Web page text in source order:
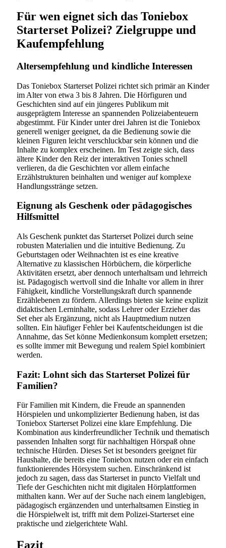
Für wen eignet sich das Toniebox
Starterset Polizei? Zielgruppe und
Kaufempfehlung
Altersempfehlung und kindliche Interessen
Das Toniebox Starterset Polizei richtet sich primär an Kinder
im Alter von etwa 3 bis 8 Jahren. Die Hörfiguren und
Geschichten sind auf ein jüngeres Publikum mit
ausgeprägtem Interesse an spannenden Polizeiabenteuern
abgestimmt. Für Kinder unter drei Jahren ist die Toniebox
generell weniger geeignet, da die Bedienung sowie die
kleinen Figuren leicht verschluckbar sein können und die
Inhalte zu komplex erscheinen. Im Test zeigte sich, dass
ältere Kinder den Reiz der interaktiven Tonies schnell
verlieren, da die Geschichten vor allem einfache
Erzählstrukturen beinhalten und weniger auf komplexe
Handlungsstränge setzen.
Eignung als Geschenk oder pädagogisches
Hilfsmittel
Als Geschenk punktet das Starterset Polizei durch seine
robusten Materialien und die intuitive Bedienung. Zu
Geburtstagen oder Weihnachten ist es eine kreative
Alternative zu klassischen Hörbüchern, die körperliche
Aktivitäten ersetzt, aber dennoch unterhaltsam und lehrreich
ist. Pädagogisch wertvoll sind die Inhalte vor allem in ihrer
Fähigkeit, kindliche Vorstellungskraft durch spannende
Erzählebenen zu fördern. Allerdings bieten sie keine explizit
didaktischen Lerninhalte, sodass Lehrer oder Erzieher das
Set eher als Ergänzung, nicht als Hauptmedium nutzen
sollten. Ein häufiger Fehler bei Kaufentscheidungen ist die
Annahme, das Set könne Medienkonsum komplett ersetzen;
es sollte immer mit Bewegung und realem Spiel kombiniert
werden.
Fazit: Lohnt sich das Starterset Polizei für
Familien?
Für Familien mit Kindern, die Freude an spannenden
Hörspielen und unkomplizierter Bedienung haben, ist das
Toniebox Starterset Polizei eine klare Empfehlung. Die
Kombination aus kinderfreundlicher Technik und thematisch
passenden Inhalten sorgt für nachhaltigen Hörspaß ohne
technische Hürden. Dieses Set ist besonders geeignet für
Haushalte, die bereits eine Toniebox nutzen oder ein einfach
funktionierendes Hörsystem suchen. Einschränkend ist
jedoch zu sagen, dass das Starterset in puncto Vielfalt und
Tiefe der Geschichten nicht mit digitalen Hörplattformen
mithalten kann. Wer auf der Suche nach einem langlebigen,
pädagogisch ergänzenden und unterhaltsamen Einstieg in
die Hörspielwelt ist, trifft mit dem Polizei-Starterset eine
praktische und zielgerichtete Wahl.
Fazit